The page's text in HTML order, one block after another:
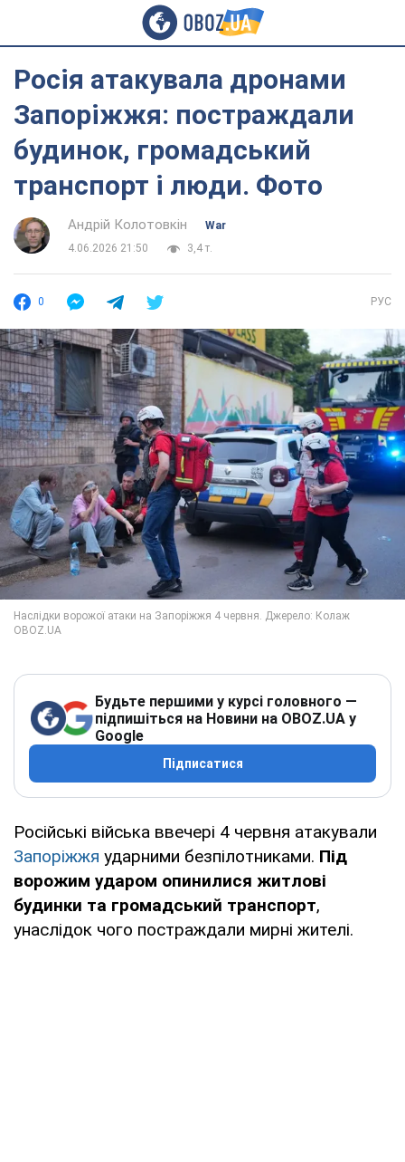
Росія атакувала дронами
Запоріжжя: постраждали
будинок, громадський
транспорт і люди. Фото
Андрій Колотовкін
War
4.06.2026 21:50
3,4 т.
0 РУС
Будьте першими у курсі головного —
підпишіться на Новини на OBOZ.UA у
Google
Підписатися
Російські війська ввечері 4 червня атакували
Запоріжжя ударними безпілотниками. Під
ворожим ударом опинилися житлові
будинки та громадський транспорт,
унаслідок чого постраждали мирні жителі.